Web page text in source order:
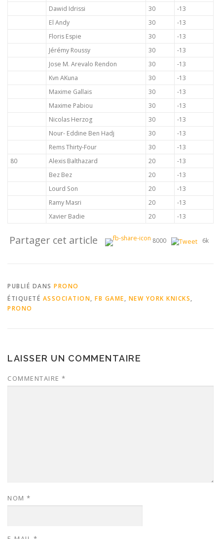
Dawid Idrissi
30
-13
El Andy
30
-13
Floris Espie
30
-13
Jérémy Roussy
30
-13
Jose M. Arevalo Rendon
30
-13
Kvn AKuna
30
-13
Maxime Gallais
30
-13
Maxime Pabiou
30
-13
Nicolas Herzog
30
-13
Nour- Eddine Ben Hadj
30
-13
Rems Thirty-Four
30
-13
80
Alexis Balthazard 20
-13
Bez Bez
20
-13
Lourd Son
20
-13
Ramy Masri
20
-13
Xavier Badie
20 -13
Partager cet article 8000 6k
PUBLIÉ DANS PRONO
ÉTIQUETÉ ASSOCIATION, FB GAME, NEW YORK KNICKS,
PRONO
LAISSER UN COMMENTAIRE
COMMENTAIRE *
NOM *